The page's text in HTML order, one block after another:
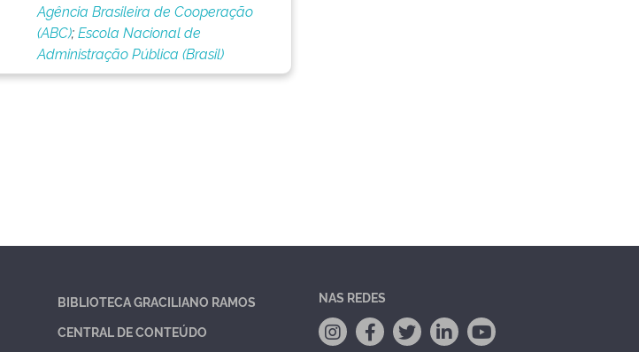
Agência Brasileira de Cooperação
(ABC);Escola Nacional de
Administração Pública (Brasil)
BIBLIOTECA GRACILIANO RAMOS
CENTRAL DE CONTEÚDO
NAS REDES